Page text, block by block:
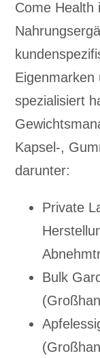
Come Health
Eigenmarken
spezialisiert
Kapsel-,
darunter:
Private
Bulk